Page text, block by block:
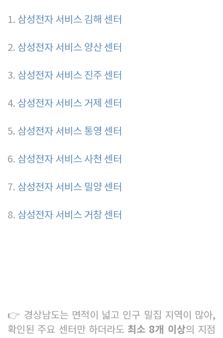
1. 삼성전자 서비스 김해 센터
2. 삼성전자 서비스 양산 센터
3. 삼성전자 서비스 진주 센터
4. 삼성전자 서비스 거제 센터
5. 삼성전자 서비스 통영 센터
6. 삼성전자 서비스 사천 센터
7. 삼성전자 서비스 밀양 센터
8. 삼성전자 서비스 거창 센터
👉 경상남도는 면적이 넓고 인구 밀집 지역이 많아,
확인된 주요 센터만 하더라도 최소 8개 이상의 지점